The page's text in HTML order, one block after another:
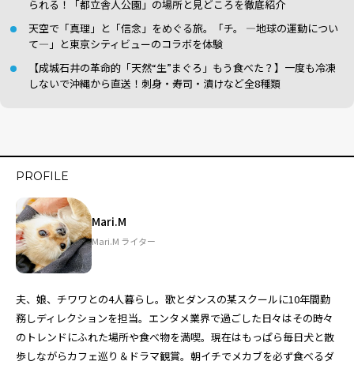
られる！「都立舎人公園」の場所と見どころを徹底紹介
天空で「真理」と「信念」をめぐる旅。「チ。 ―地球の運動につい
て―」と東京シティビューのコラボを体験
【成城石井の革命的「天然“生”まぐろ」もう食べた？】一度も冷凍
しないで沖縄から直送！刺身・寿司・漬けなど全8種類
PROFILE
Mari.M
Mari.M ライター
夫、娘、チワワとの4人暮らし。歌とダンスの某スクールに10年間勤
務しディレクションを担当。エンタメ業界で過ごした日々はその時々
のトレンドにふれた場所や食べ物を満喫。現在はもっぱら毎日犬と散
歩しながらカフェ巡り＆ドラマ観賞。朝イチでメカブを必ず食べるダ